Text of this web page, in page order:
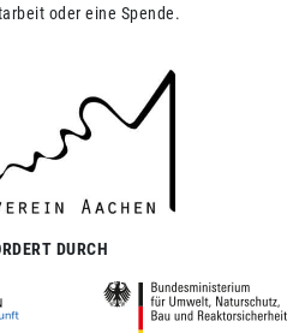
oder eine Spende.
DURCH